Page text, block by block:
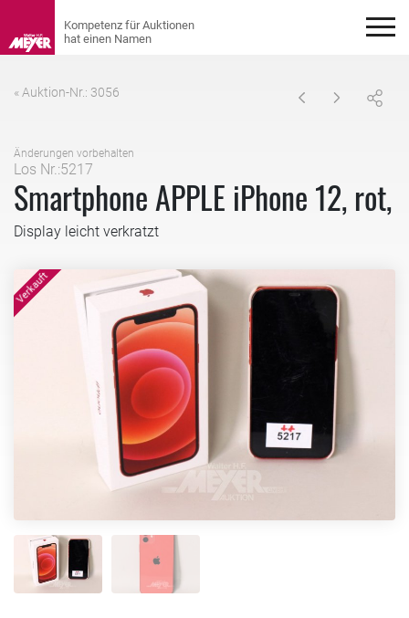
« Auktion-Nr.: 3056
Änderungen vorbehalten
Los Nr.:5217
Smartphone APPLE iPhone 12, rot,
Display leicht verkratzt